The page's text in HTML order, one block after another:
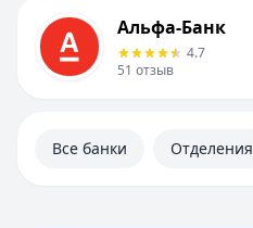
Кредиты
Кредитные карты
Ипотека
Альфа-Банк
4.7
51 отзыв
Все банки Отделения